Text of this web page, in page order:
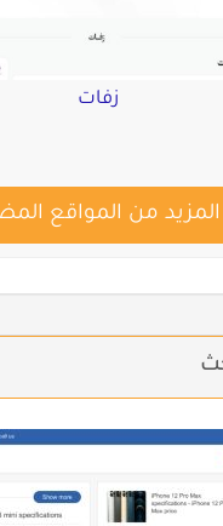
زفات
من المواقع